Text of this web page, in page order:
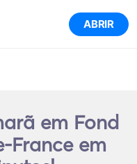
ABRIR
em Fond
France em